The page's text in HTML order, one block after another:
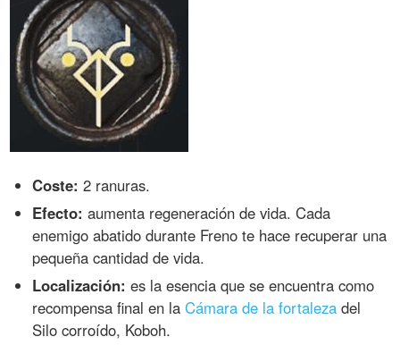
Coste: 2 ranuras.
Efecto: aumenta regeneración de vida. Cada
enemigo abatido durante Freno te hace recuperar una
pequeña cantidad de vida.
Localización: es la esencia que se encuentra como
recompensa final en laCámara de la fortaleza del
Silo corroído, Koboh.